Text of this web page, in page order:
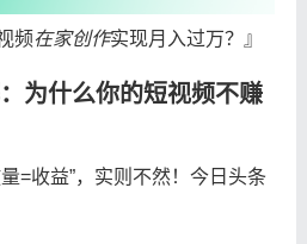
频在家创作实现月入过万？』
为什么你的短视频不赚
=收益”，实则不然！今日头条